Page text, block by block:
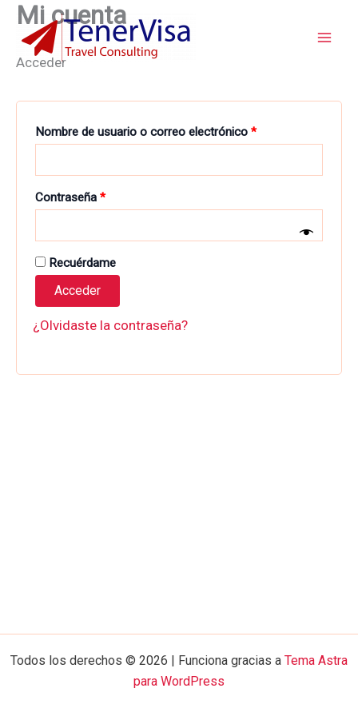
contenido
Mi cuenta
Acceder
Nombre de usuario o correo electrónico *
Contraseña *
Obligatorio
Recuérdame
Acceder
¿Olvidaste la contraseña?
Todos los derechos © 2026 | Funciona gracias a Tema Astra
para WordPress